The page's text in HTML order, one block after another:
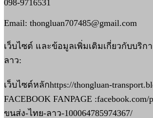
098-9716531
Email: thongluan707485@gmail.com
เว็บไซต์ และข้อมูลเพิ่มเติมเกี่ยวกับบริก
ลาว:
เว็บไซต์หลักhttps://thongluan-
FACEBOOK FANPAGE
ขนส่ง-ไทย-ลาว-100064785974367/